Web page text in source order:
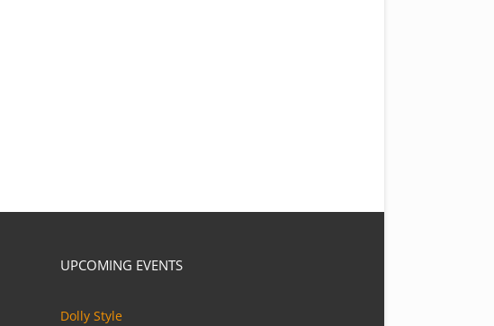
UPCOMING EVENTS
Dolly Style